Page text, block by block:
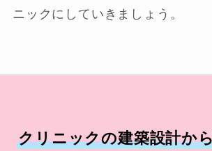
ニックにしていきましょう。
クリニックの建築設計か